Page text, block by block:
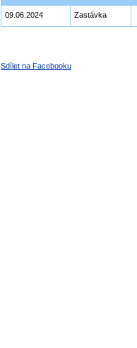
09.06.2024 Zastávka
Sdílet na Facebooku